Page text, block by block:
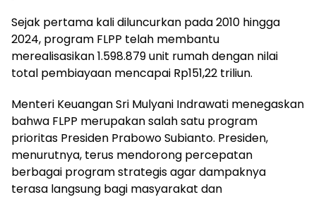
Sejak pertama kali diluncurkan pada 2010 hingga
2024, program FLPP telah membantu
merealisasikan 1.598.879 unit rumah dengan nilai
total pembiayaan mencapai Rp151,22 triliun.
Menteri Keuangan Sri Mulyani Indrawati menegaskan
bahwa FLPP merupakan salah satu program
prioritas Presiden Prabowo Subianto. Presiden,
menurutnya, terus mendorong percepatan
berbagai program strategis agar dampaknya
terasa langsung bagi masyarakat dan